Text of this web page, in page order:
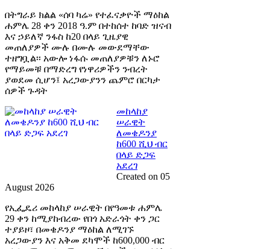
በትግራይ ክልል «ሰባ ካሬ» የተፈናቃዮች ማዕከል
ሐምሌ 28 ቀን 2018 ዓ.ም በተከሰተ ከባድ ዝናብ
እና ኃይለኛ ንፋስ ከ20 በላይ ጊዜያዊ
መጠለያዎች ሙሉ በሙሉ መውደማቸው
ተዘግቧል፡፡ አውሎ ነፋሱ መጠለያዎቹን ለኑሮ
የማይመቹ በማድረግ የነዋሪዎችን ንብረት
ያወደመ ሲሆን፤ አረጋውያንን ጨምሮ በርካታ
ሰዎች ጉዳት
መከላከያ
ሠራዊት
ለመቄዶንያ
ከ600 ሺህ ብር
በላይ ድጋፍ
አደረገ
Created on 05
August 2026
የኢፌዴሪ መከላከያ ሠራዊት በየዓመቱ ሐምሌ
29 ቀን ከሚያከብረው የበጎ አድራጎት ቀን ጋር
ተያይዞ፣ በመቄዶንያ ማዕከል ለሚገኙ
አረጋውያን እና አቅመ ደካሞች ከ600,000 ብር